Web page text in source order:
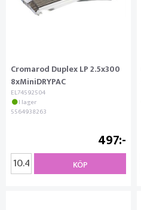
Cromarod Duplex LP 2.5x300
8xMiniDRYPAC
EL74592504
I lager
5564938263
497
KÖP